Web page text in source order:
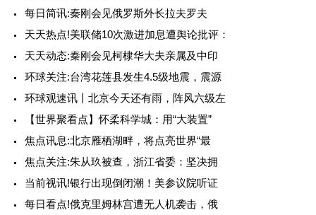
每日简讯:秦刚会见俄罗斯外长拉夫罗夫
天天热点!美联储10次激进加息遭舆论批评：
天天动态:秦刚会见柯棣华大夫亲属及中印
环球关注:台湾花莲县发生4.5级地震，震源
环球观速讯丨北京今天还有雨，阵风六级左
【世界聚看点】怀柔科学城：用“大装置”
焦点讯息:北京雁栖湖畔，将点亮世界“最
焦点关注:朱从玖被查，浙江省委：坚决拥
当前视讯!银行出现倒闭潮！美参议院听证
每日看点!俄克里姆林宫遭无人机袭击，俄